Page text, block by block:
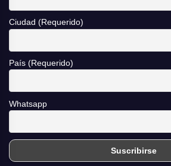
Ciudad (Requerido)
País (Requerido)
Whatsapp